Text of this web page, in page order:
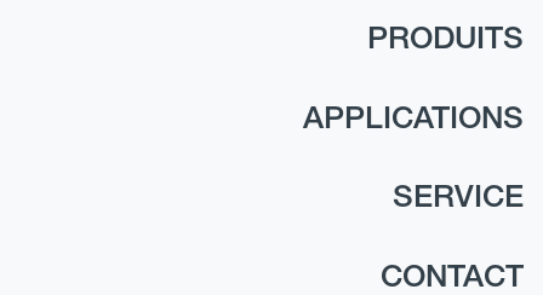
PRODUITS
APPLICATIONS
SERVICE
CONTACT